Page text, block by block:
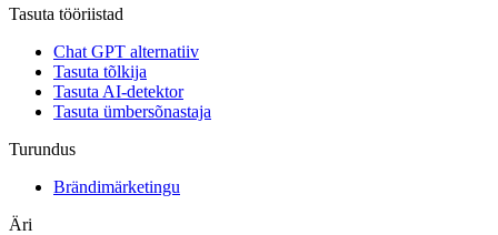
Tasuta tööriistad
Chat GPT alternatiiv
Tasuta tõlkija
Tasuta AI-detektor
Tasuta ümbersõnastaja
Turundus
Brändimärketingu
Äri